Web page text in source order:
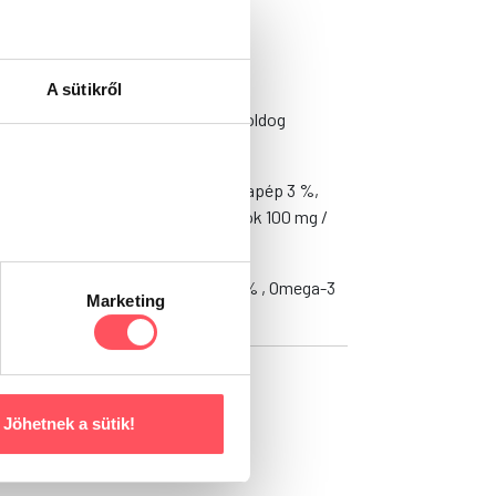
A sütikről
Marketing
Jöhetnek a sütik!
bőrét.
a megfelelő fejlődéshez és a boldog
12 %, főtt rizs 7 %, szárított almapép 3 %,
mg / kg, frukto-oligoszacharidok 100 mg /
15 × 109 sejt / kg
nátrium 0,4 %, magnézium 0,1 % , Omega-3